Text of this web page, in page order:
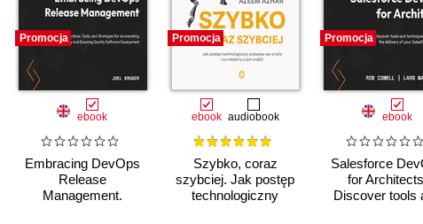
Promocja
ebook
Embracing DevOps
Release
Management.
Promocja
ebook audiobook
Szybko, coraz
szybciej. Jak postęp
technologiczny
Promocja
ebook
Salesforce
for
Discover tools